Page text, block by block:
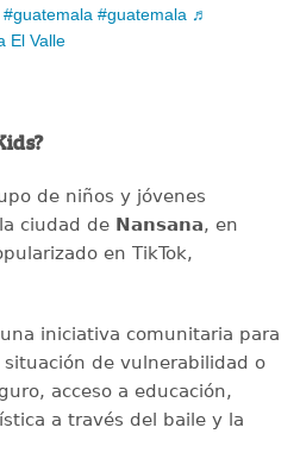
#guatemala #guatemala ♬
El Valle
de niños y jóvenes
ciudad de Nansana, en
en TikTok,
iniciativa comunitaria para
de vulnerabilidad o
acceso a educación,
a través del baile y la